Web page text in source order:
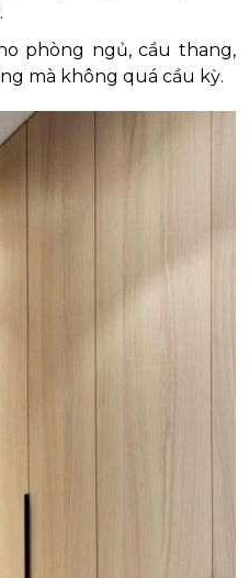
phòng ngủ, cầu thang,
mà không quá cầu kỳ.